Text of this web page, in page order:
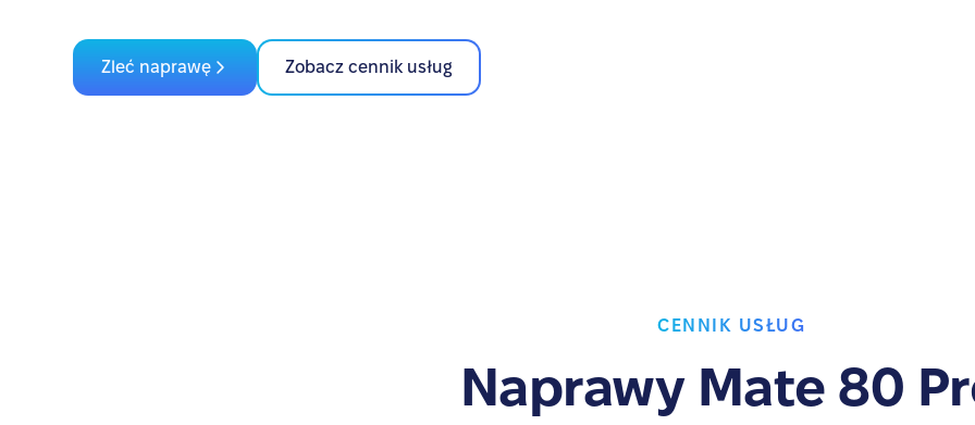
Zleć naprawę Zobacz cennik usług
CENNIK USŁUG
Naprawy Mate 80